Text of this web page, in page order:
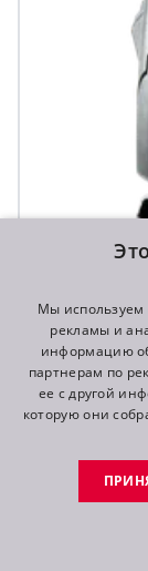
Мы используем
рекламы и
информацию
партнерам по
ее с другой
которую они